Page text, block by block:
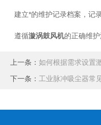
建立*的维护记录档案，记录
遵循漩涡鼓风机的正确维
上一条： 如何根据需求设置
下一条： 工业脉冲吸尘器常